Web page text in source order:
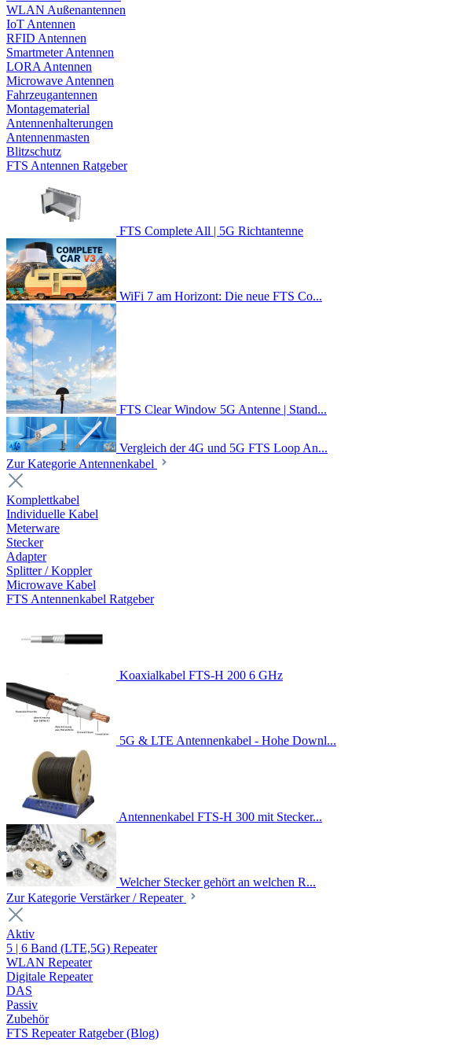
WLAN Außenantennen
IoT Antennen
RFID Antennen
Smartmeter Antennen
LORA Antennen
Microwave Antennen
Fahrzeugantennen
Montagematerial
Antennenhalterungen
Antennenmasten
Blitzschutz
FTS Antennen Ratgeber
FTS Complete All | 5G Richtantenne
WiFi 7 am Horizont: Die neue FTS Co...
FTS Clear Window 5G Antenne | Stand...
Vergleich der 4G und 5G FTS Loop An...
Zur Kategorie Antennenkabel
Komplettkabel
Individuelle Kabel
Meterware
Stecker
Adapter
Splitter / Koppler
Microwave Kabel
FTS Antennenkabel Ratgeber
Koaxialkabel FTS-H 200 6 GHz
5G & LTE Antennenkabel - Hohe Downl...
Antennenkabel FTS-H 300 mit Stecker...
Welcher Stecker gehört an welchen R...
Zur Kategorie Verstärker / Repeater
Aktiv
5 | 6 Band (LTE,5G) Repeater
WLAN Repeater
Digitale Repeater
DAS
Passiv
Zubehör
FTS Repeater Ratgeber (Blog)